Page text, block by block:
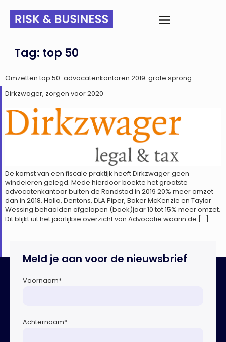
Tag: top 50
Omzetten top 50-advocatenkantoren 2019: grote sprong
Dirkzwager, zorgen voor 2020
De komst van een fiscale praktijk heeft Dirkzwager geen
windeieren gelegd. Mede hierdoor boekte het grootste
advocatenkantoor buiten de Randstad in 2019 20% meer omzet
dan in 2018. Holla, Dentons, DLA Piper, Baker McKenzie en Taylor
Wessing behaalden afgelopen (boek)jaar 10 tot 15% meer omzet.
Dit blijkt uit het jaarlijkse overzicht van Advocatie waarin de […]
Meld je aan voor de nieuwsbrief
Voornaam*
Achternaam*